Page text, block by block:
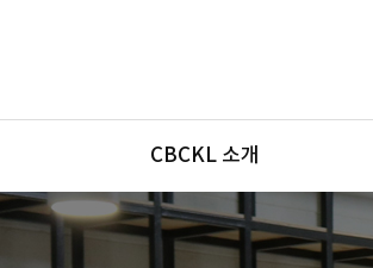
메뉴
CBCKL 소개